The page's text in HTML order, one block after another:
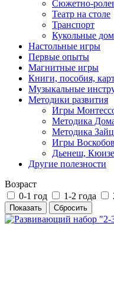
Сюжетно-
Театр на столе
Транспорт
Кукольные
Настольные игры
Первые опыты
Магнитные игры
Книги, пособия,
Музыкальные
Методики развития
Игры
Методика
Методика
Игры
Дьенеш,
Другие полезности
Возраст
0-1 год
1-2 года